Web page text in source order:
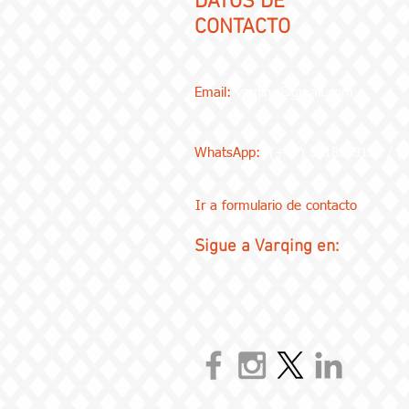
CONTACTO
Email:
WhatsApp:
Ir a formulario de contacto
Sigue a Varqing en: